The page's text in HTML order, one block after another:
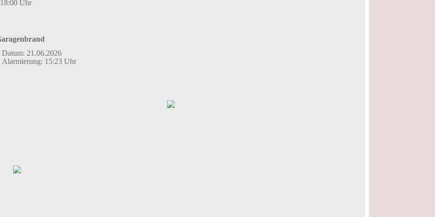
18:00 Uhr
Datum: 21.06.2026
Alarmierung: 15:23 Uhr